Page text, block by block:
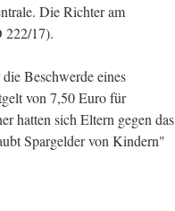
Die Richter am
222/17).
Beschwerde eines
von 7,50 Euro für
hatten sich Eltern gegen das
Spargelder von Kindern"